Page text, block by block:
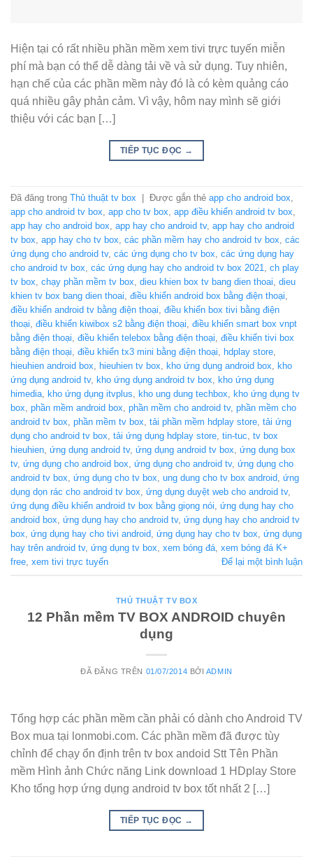
Hiện tại có rất nhiều phần mềm xem tivi trực tuyến miễn
phí mà bạn có thể dễ dàng tải về và sử dụng. Tuy nhiên,
hạn chế của các phần mềm này đó là có kèm quảng cáo
quá nhiều gây phản cảm. Vì vậy, hôm nay mình sẽ giới
thiệu với các bạn […]
TIẾP TỤC ĐỌC →
Đã đăng trong Thủ thuật tv box Được gắn thẻ app cho android box,
app cho android tv box, app cho tv box, app điều khiển android tv box,
app hay cho android box, app hay cho android tv, app hay cho android
tv box, app hay cho tv box, các phần mềm hay cho android tv box, các
ứng dụng cho android tv, các ứng dụng cho tv box, các ứng dụng hay
cho android tv box, các ứng dụng hay cho android tv box 2021, ch play
tv box, chạy phần mềm tv box, dieu khien box tv bang dien thoai, dieu
khien tv box bang dien thoai, điều khiển android box bằng điện thoại,
điều khiển android tv bằng điện thoại, điều khiển box tivi bằng điện
thoại, điều khiển kiwibox s2 bằng điện thoại, điều khiển smart box vnpt
bằng điện thoại, điều khiển telebox bằng điện thoại, điều khiển tivi box
bằng điện thoại, điều khiển tx3 mini bằng điện thoại, hdplay store,
hieuhien android box, hieuhien tv box, kho ứng dụng android box, kho
ứng dụng android tv, kho ứng dụng android tv box, kho ứng dụng
himedia, kho ứng dụng itvplus, kho ung dung techbox, kho ứng dụng tv
box, phần mềm android box, phần mềm cho android tv, phần mềm cho
android tv box, phần mềm tv box, tải phần mềm hdplay store, tải ứng
dụng cho android tv box, tải ứng dụng hdplay store, tin-tuc, tv box
hieuhien, ứng dụng android tv, ứng dụng android tv box, ứng dụng box
tv, ứng dụng cho android box, ứng dụng cho android tv, ứng dụng cho
android tv box, ứng dụng cho tv box, ung dung cho tv box android, ứng
dụng dọn rác cho android tv box, ứng dụng duyệt web cho android tv,
ứng dụng điều khiển android tv box bằng giọng nói, ứng dụng hay cho
android box, ứng dụng hay cho android tv, ứng dụng hay cho android tv
box, ứng dụng hay cho tivi android, ứng dụng hay cho tv box, ứng dụng
hay trên android tv, ứng dụng tv box, xem bóng đá, xem bóng đá K+
free, xem tivi trực tuyến Để lại một bình luận
THỦ THUẬT TV BOX
12 Phần mềm TV BOX ANDROID chuyên
dụng
ĐÃ ĐĂNG TRÊN 01/07/2014 BỞI ADMIN
Tổng hợp các phần mềm cần phải có dành cho Android TV
Box mua tại lonmobi.com. Các phần mềm đã được tùy
chỉnh để chạy ổn định trên tv box andoid Stt Tên Phần
mềm Hình ảnh Chức năng Link download 1 HDplay Store
Kho tổng hợp ứng dụng android tv box tốt nhất 2 […]
TIẾP TỤC ĐỌC →